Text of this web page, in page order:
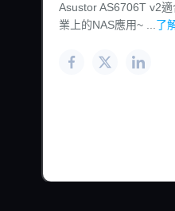
Asustor AS6706T v2
業上的NAS應用~ ... 了